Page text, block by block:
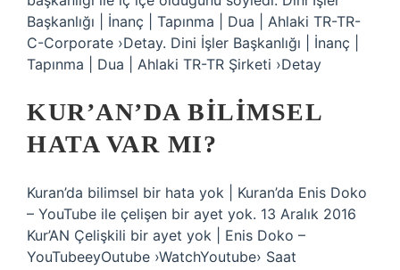
Başkanlığı | İnanç | Tapınma | Dua | Ahlaki TR-TR-
C-Corporate ›Detay. Dini İşler Başkanlığı | İnanç |
Tapınma | Dua | Ahlaki TR-TR Şirketi ›Detay
KUR’AN’DA BILIMSEL
HATA VAR MI?
Kuran’da bilimsel bir hata yok | Kuran’da Enis Doko
– YouTube ile çelişen bir ayet yok. 13 Aralık 2016
Kur’AN Çelişkili bir ayet yok | Enis Doko –
YouTubeeyOutube ›WatchYoutube› Saat